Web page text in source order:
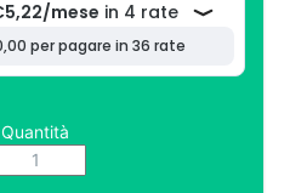
Quantità